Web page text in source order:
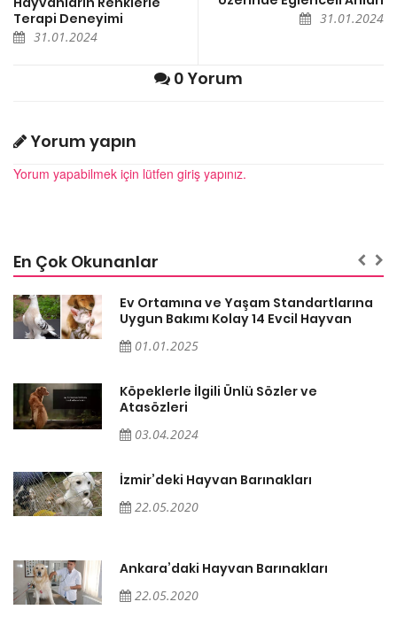
Terapi Deneyimi
31.01.2024
31.01.2024
0 Yorum
Yorum yapın
Yorum yapabilmek için lütfen giriş yapınız.
En Çok Okunanlar
Ev Ortamına ve Yaşam Standartlarına
Uygun Bakımı Kolay 14 Evcil Hayvan
01.01.2025
Köpeklerle İlgili Ünlü Sözler ve
Atasözleri
03.04.2024
İzmir’deki Hayvan Barınakları
22.05.2020
Ankara’daki Hayvan Barınakları
22.05.2020